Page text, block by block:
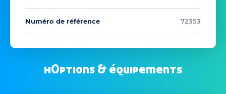
Numéro de référence 72353
hOptions & équipements